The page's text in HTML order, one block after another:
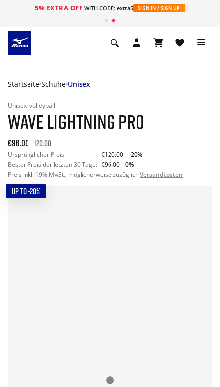
5% EXTRA OFF WITH CODE: extra5 SIGN IN / SIGN UP
Startseite Schuhe Unisex
Unisex volleyball
WAVE LIGHTNING PRO
€96.00 120.00
Ursprünglicher Preis: €120.00
-20%
Bester Preis der letzten 30 Tage: €96.00
0%
Preis inkl. 19% MwSt., möglicherweise zuzüglichVersandkosten
UP TO -20%